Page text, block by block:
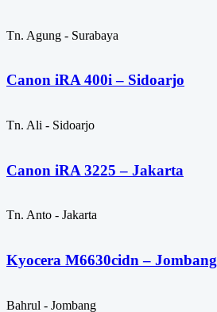
Tn. Agung - Surabaya
Canon iRA 400i – Sidoarjo
Tn. Ali - Sidoarjo
Canon iRA 3225 – Jakarta
Tn. Anto - Jakarta
Kyocera M6630cidn – Jombang
Bahrul - Jombang